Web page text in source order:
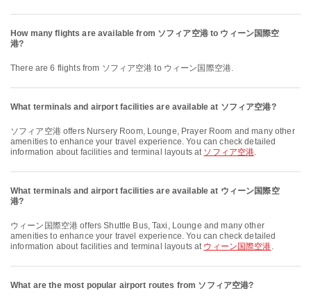
How many flights are available from ソフィア空港 to ウィーン国際空
港?
There are 6 flights from ソフィア空港 to ウィーン国際空港.
What terminals and airport facilities are available at ソフィア空港?
ソフィア空港 offers Nursery Room, Lounge, Prayer Room and many other
amenities to enhance your travel experience. You can check detailed
information about facilities and terminal layouts at ソフィア空港.
What terminals and airport facilities are available at ウィーン国際空
港?
ウィーン国際空港 offers Shuttle Bus, Taxi, Lounge and many other
amenities to enhance your travel experience. You can check detailed
information about facilities and terminal layouts at ウィーン国際空港.
What are the most popular airport routes from ソフィア空港?